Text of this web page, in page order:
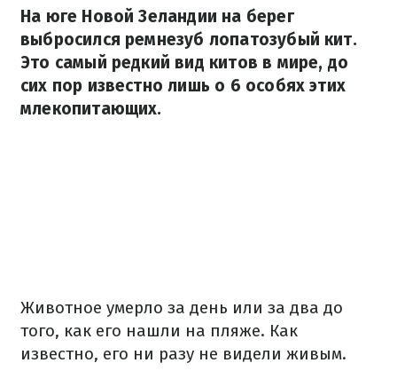
На юге Новой Зеландии на берег
выбросился ремнезуб лопатозубый кит.
Это самый редкий вид китов в мире, до
сих пор известно лишь о 6 особях этих
млекопитающих.
Животное умерло за день или за два до
того, как его нашли на пляже. Как
известно, его ни разу не видели живым.